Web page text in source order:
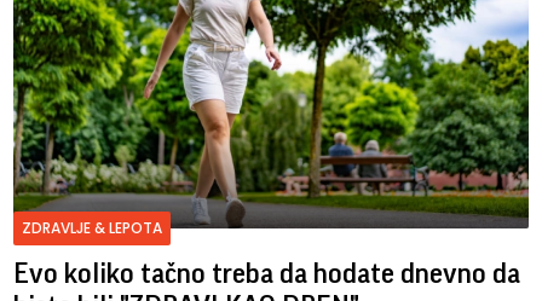
ZDRAVLJE & LEPOTA
Evo koliko tačno treba da hodate dnevno da